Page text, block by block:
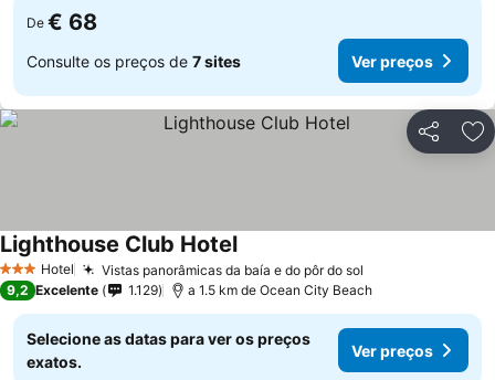
De € 68
Consulte os preços de 7 sites Ver preços
Partilhar
3 EstrelasHotel Vistas panorâmicas da baía e do pôr do sol
Lighthouse Club HotelVer preços
9,2 Excelente 1.129 a 1.5 km de Ocean City Beach
Selecione as datas para ver os preços
exatos.
Ver preços